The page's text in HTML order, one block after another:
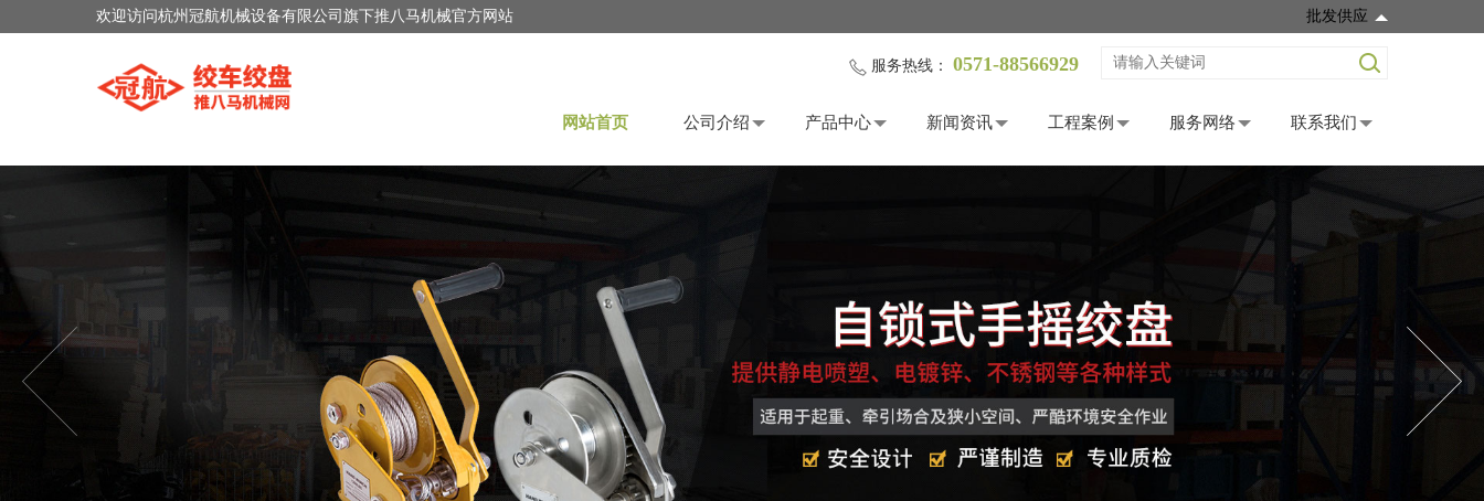
欢迎访问杭州冠航机械设备有限公司旗下推八马机械官方网站 批发供应
服务热线： 0571-88566929
网站首页 公司介绍 产品中心 新闻资讯 工程案例 服务网络 联系我们